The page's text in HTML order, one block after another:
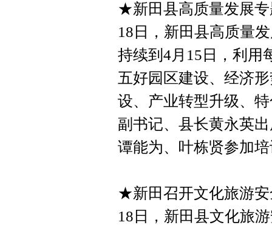
★新田县高质量发展
18日，新田县高质量
持续到4月15日，利用
五好园区建设、经济
设、产业转型升级、
副书记、县长黄永英
谭能为、叶栋贤参加
★新田召开文化旅游
18日，新田县文化旅